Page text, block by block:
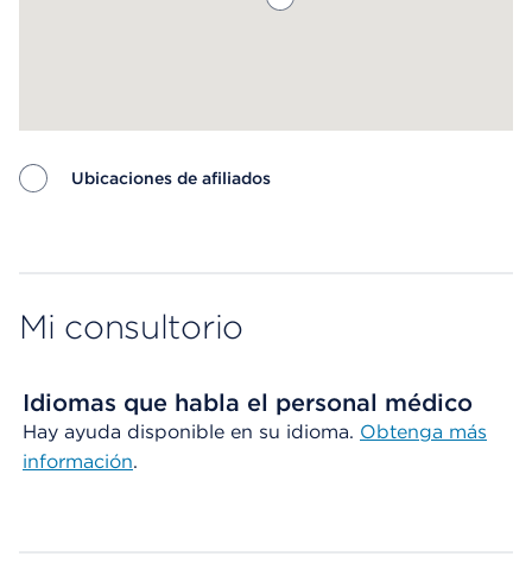
Ubicaciones de afiliados
Mi consultorio
Idiomas que habla el personal médico
Hay ayuda disponible en su idioma. Obtenga más
información.